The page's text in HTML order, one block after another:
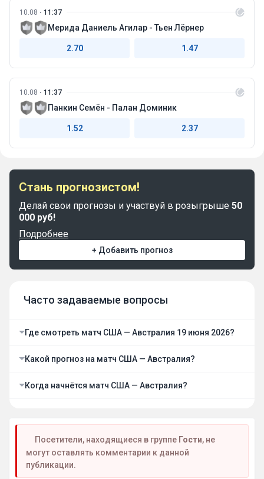
10.08 11:37
Мерида Даниель Агилар - Тьен Лёрнер
2.70 1.47
10.08 11:37
Панкин Семён - Палан Доминик
1.52 2.37
Стань прогнозистом!
Делай свои прогнозы и участвуй в розыгрыше 50
000 руб!
Подробнее
+ Добавить прогноз
Часто задаваемые вопросы
Где смотреть матч США — Австралия 19 июня 2026?
Какой прогноз на матч США — Австралия?
Когда начнётся матч США — Австралия?
Посетители, находящиеся в группе Гости, не
могут оставлять комментарии к данной
публикации.